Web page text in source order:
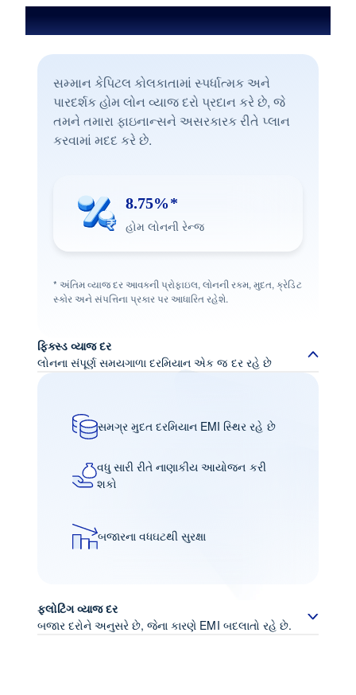
કોલકાતામાં હોમ લોનનો વ્યાજ દર
સમ્માન કેપિટલ કોલકાતામાં સ્પર્ધાત્મક અને
પારદર્શક હોમ લોન વ્યાજ દરો પ્રદાન કરે છે, જે
તમને તમારા ફાઇનાન્સને અસરકારક રીતે પ્લાન
કરવામાં મદદ કરે છે.
8.75%*
હોમ લોનની રેન્જ
* અંતિમ વ્યાજ દર આવકની પ્રોફાઇલ, લોનની રકમ, મુદત, ક્રેડિટ
સ્કોર અને સંપત્તિના પ્રકાર પર આધારિત રહેશે.
ફિક્સ્ડ વ્યાજ દર
લોનના સંપૂર્ણ સમયગાળા દરમિયાન એક જ દર રહે છે
સમગ્ર મુદત દરમિયાન EMI સ્થિર રહે છે
વધુ સારી રીતે નાણાકીય આયોજન કરી
શકો
બજારના વધઘટથી સુરક્ષા
ફ્લોટિંગ વ્યાજ દર
બજાર દરોને અનુસરે છે, જેના કારણે EMI બદલાતો રહે છે.